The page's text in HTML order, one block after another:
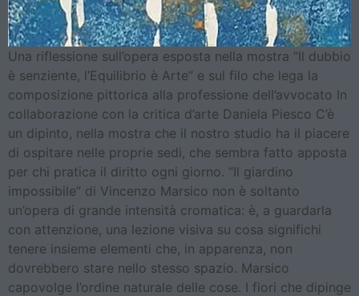
Una riflessione sull’opera esposta nella mostra “Il dubbio
è senziente, l’Equilibrio è Arte” e sul filo che lega la
composizione pittorica alla professione dell’avvocato In
collaborazione con la critica d’arte Daniela Piesco C’è
un dipinto, nella mostra che il nostro studio ha il piacere
di ospitare nelle proprie sedi, che sembra fatto apposta
per chi pratica il diritto ogni giorno. “Il giardino
impossibile” di Vincenzo Marsico non è soltanto
un’opera di grande intensità cromatica: è, a guardarla
con attenzione, una lezione visiva su cosa significhi
tenere insieme elementi che, in apparenza, non
dovrebbero stare nello stesso spazio. Marsico
capovolge l’ordine naturale delle cose. I fiori che dipinge